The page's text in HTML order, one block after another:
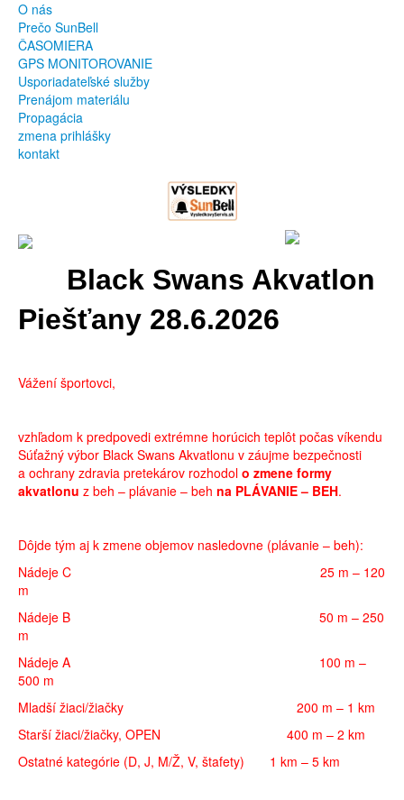
O nás
Prečo SunBell
ČASOMIERA
GPS MONITOROVANIE
Usporiadateľské služby
Prenájom materiálu
Propagácia
zmena prihlášky
kontakt
Black Swans Akvatlon
Piešťany 28.6.2026
Vážení športovci,
vzhľadom k predpovedi extrémne horúcich teplôt počas víkendu
Súťažný výbor Black Swans Akvatlonu v záujme bezpečnosti
a ochrany zdravia pretekárov rozhodol o zmene formy
akvatlonu z beh – plávanie – beh na PLÁVANIE – BEH.
Dôjde tým aj k zmene objemov nasledovne (plávanie – beh):
Nádeje C 25 m – 120
m
Nádeje B 50 m – 250
m
Nádeje A 100 m –
500 m
Mladší žiaci/žiačky 200 m – 1 km
Starší žiaci/žiačky, OPEN 400 m – 2 km
Ostatné kategórie (D, J, M/Ž, V, štafety) 1 km – 5 km